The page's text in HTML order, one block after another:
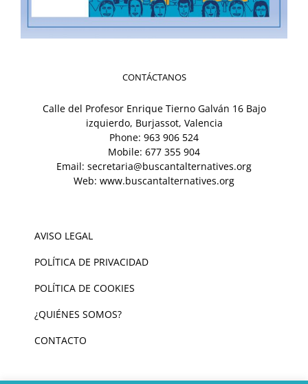
CONTÁCTANOS
Calle del Profesor Enrique Tierno Galván 16 Bajo
izquierdo, Burjassot, Valencia
Phone: 963 906 524
Mobile: 677 355 904
Email: secretaria@buscantalternatives.org
Web: www.buscantalternatives.org
AVISO LEGAL
POLÍTICA DE PRIVACIDAD
POLÍTICA DE COOKIES
¿QUIÉNES SOMOS?
CONTACTO